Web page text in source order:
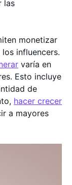
las
monetizar
influencers.
varía en
Esto incluye
de
hacer crecer
a mayores